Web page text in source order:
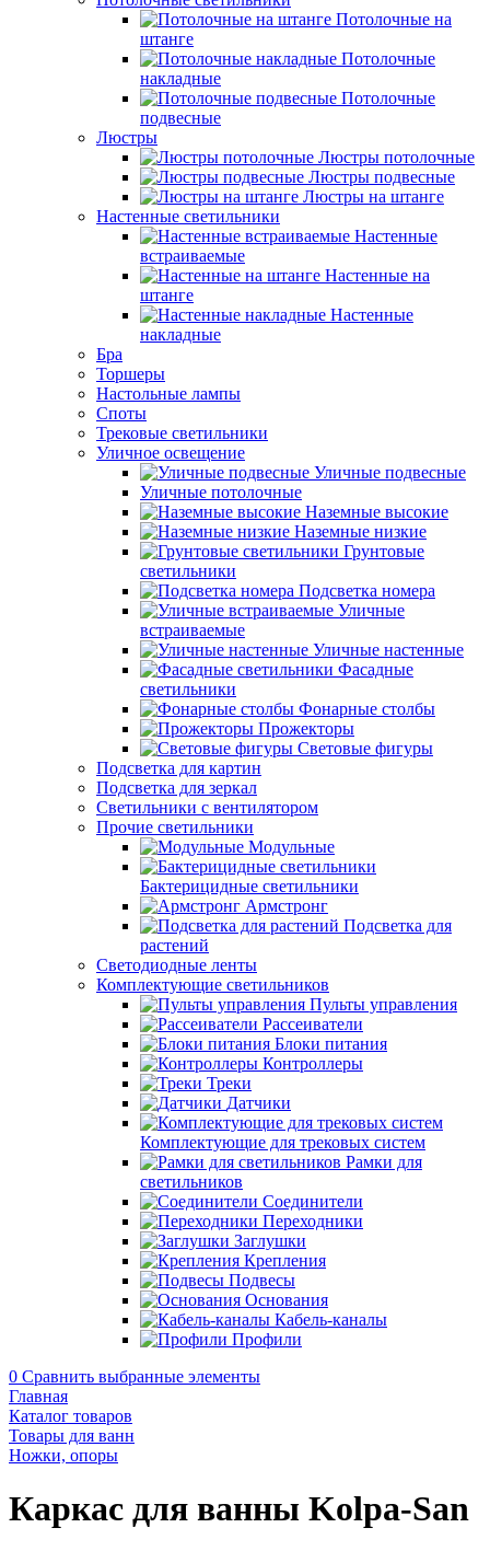
Потолочные на
штанге
Потолочные
накладные
Потолочные
подвесные
Люстры
Люстры потолочные
Люстры подвесные
Люстры на штанге
Настенные светильники
Настенные
встраиваемые
Настенные на
штанге
Настенные
накладные
Бра
Торшеры
Настольные лампы
Споты
Трековые светильники
Уличное освещение
Уличные подвесные
Уличные потолочные
Наземные высокие
Наземные низкие
Грунтовые
светильники
Подсветка номера
Уличные
встраиваемые
Уличные настенные
Фасадные
светильники
Фонарные столбы
Прожекторы
Световые фигуры
Подсветка для картин
Подсветка для зеркал
Светильники с вентилятором
Прочие светильники
Модульные
Бактерицидные светильники
Армстронг
Подсветка для
растений
Светодиодные ленты
Комплектующие светильников
Пульты управления
Рассеиватели
Блоки питания
Контроллеры
Треки
Датчики
Комплектующие для трековых систем
Рамки для
светильников
Соединители
Переходники
Заглушки
Крепления
Подвесы
Основания
Кабель-каналы
Профили
0 Сравнить выбранные элементы
Главная
Каталог товаров
Товары для ванн
Ножки, опоры
Каркас для ванны Kolpa-San